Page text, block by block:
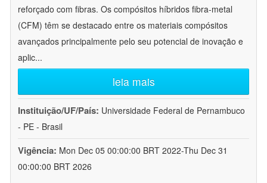
reforçado com fibras. Os compósitos híbridos fibra-metal
(CFM) têm se destacado entre os materiais compósitos
avançados principalmente pelo seu potencial de inovação e
aplic...
leia mais
Instituição/UF/País: Universidade Federal de Pernambuco
- PE - Brasil
Vigência: Mon Dec 05 00:00:00 BRT 2022-Thu Dec 31
00:00:00 BRT 2026